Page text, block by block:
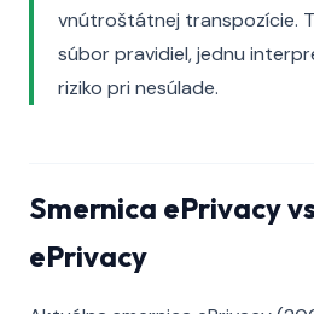
vnútroštátnej transpozície.
súbor pravidiel, jednu
riziko pri nesúlade.
Smernica ePrivacy
ePrivacy